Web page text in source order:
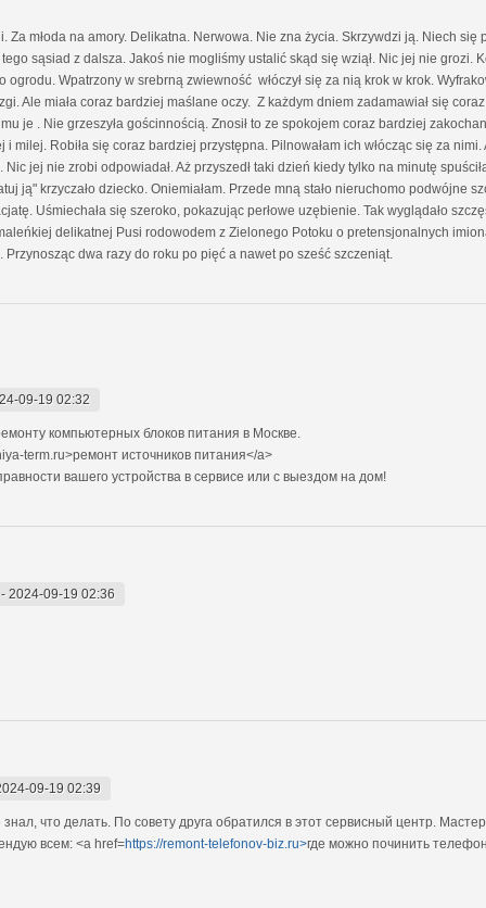
młoda na amory. Delikatna. Nerwowa. Nie zna życia. Skrzywdzi ją. Niech
sąsiad z dalsza. Jakoś nie mogliśmy ustalić skąd się wziął. Nic jej nie grozi.
ogrodu. Wpatrzony w srebrną zwiewność włóczył się za nią krok w krok.
Ale miała coraz bardziej maślane oczy. Z każdym dniem zadamawiał się
je . Nie grzeszyła gościnnością. Znosił to ze spokojem coraz bardziej
milej. Robiła się coraz bardziej przystępna. Pilnowałam ich włócząc się za
jej nie zrobi odpowiadał. Aż przyszedł taki dzień kiedy tylko na minutę
ją" krzyczało dziecko. Oniemiałam. Przede mną stało nieruchomo podwójne
Uśmiechała się szeroko, pokazując perłowe uzębienie. Tak wyglądało
delikatnej Pusi rodowodem z Zielonego Potoku o pretensjonalnych
dwa razy do roku po pięć a nawet po sześć szczeniąt.
09-19 02:32
компьютерных блоков питания в Москве.
term.ru>ремонт источников питания</a>
вашего устройства в сервисе или с выездом на дом!
2024-09-19 02:36
09-19 02:39
что делать. По совету друга обратился в этот сервисный центр.
всем: <a href=https://remont-telefonov-biz.ru>где можно починить